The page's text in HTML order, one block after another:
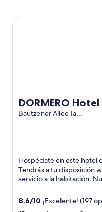
DORMERO
Bautzener Allee 1a
Hospédate en este hotel
Tendrás a tu disposición
servicio a la habitación.
destacan la atención del
8.6/10 ¡Excelente! (197
DORMERO Hotel